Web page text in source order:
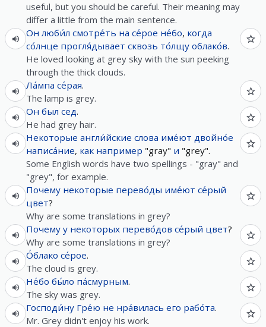
useful, but you should be careful. Their meaning may
differ a little from the main sentence.
Он люби́л смотре́ть на се́рое не́бо, когда
со́лнце прогля́дывает сквозь то́лщу облако́в.
He loved looking at grey sky with the sun peeking
through the thick clouds.
Ла́мпа се́рая.
The lamp is grey.
Он был сед.
He had grey hair.
Некоторые англи́йские слова име́ют двойно́е
написа́ние, как например "gray" и "grey".
Some English words have two spellings - "gray" and
"grey", for example.
Почему некоторые перево́ды име́ют се́рый
цвет?
Why are some translations in grey?
Почему у некоторых перево́дов се́рый цвет?
Why are some translations in grey?
О́блако се́рое.
The cloud is grey.
Не́бо бы́ло па́смурным.
The sky was grey.
Господи́ну Гре́ю не нра́вилась его рабо́та.
Mr. Grey didn't enjoy his work.